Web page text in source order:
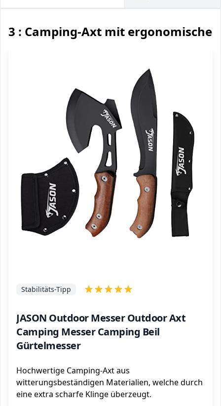
3 : Camping-Axt mit
JASON Outdoor Messer Outdoor Axt
Camping Messer Camping Beil
Gürtelmesser
Stabilitäts-Tipp
Hochwertige Camping-Axt aus
witterungsbeständigen Materialien, welche durch
eine extra scharfe Klinge überzeugt.